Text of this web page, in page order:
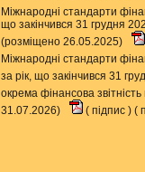
Міжнародні стандарти
що закінчився 31 грудня
(розміщено 26.05.2025)
Міжнародні стандарти
за рік, що закінчився 31
окрема фінансова
31.07.2026)
( підпис ) (